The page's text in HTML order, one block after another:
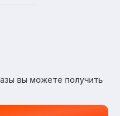
вы можете получить